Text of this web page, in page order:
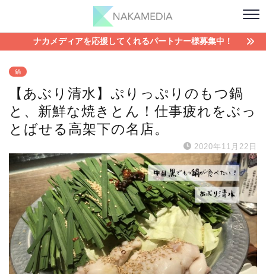
ナカメディアを応援してくれるパートナー様募集中！
鍋
【あぶり清水】ぷりっぷりのもつ鍋
と、新鮮な焼きとん！仕事疲れをぶっ
とばせる高架下の名店。
2020年11月22日